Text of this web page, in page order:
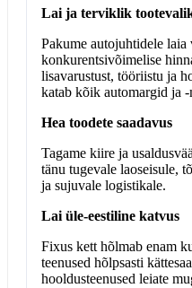
Lai ja terviklik
Pakume autojuhtidele
konkurentsivõimelise
lisavarustust, tööriistu ja
katab kõik automargid ja
Hea toodete saadavus
Tagame kiire ja
tänu tugevale laoseisule,
ja sujuvale logistikale.
Lai üle-eestiline katvus
Fixus kett hõlmab enam
teenused hõlpsasti
hooldusteenused leiate